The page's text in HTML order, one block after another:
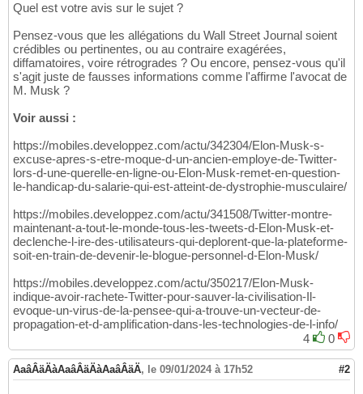
Quel est votre avis sur le sujet ?
Pensez-vous que les allégations du Wall Street Journal soient
crédibles ou pertinentes, ou au contraire exagérées,
diffamatoires, voire rétrogrades ? Ou encore, pensez-vous qu'il
s'agit juste de fausses informations comme l'affirme l'avocat de
M. Musk ?
Voir aussi :
https://mobiles.developpez.com/actu/342304/Elon-Musk-s-
excuse-apres-s-etre-moque-d-un-ancien-employe-de-Twitter-
lors-d-une-querelle-en-ligne-ou-Elon-Musk-remet-en-question-
le-handicap-du-salarie-qui-est-atteint-de-dystrophie-musculaire/
https://mobiles.developpez.com/actu/341508/Twitter-montre-
maintenant-a-tout-le-monde-tous-les-tweets-d-Elon-Musk-et-
declenche-l-ire-des-utilisateurs-qui-deplorent-que-la-plateforme-
soit-en-train-de-devenir-le-blogue-personnel-d-Elon-Musk/
https://mobiles.developpez.com/actu/350217/Elon-Musk-
indique-avoir-rachete-Twitter-pour-sauver-la-civilisation-Il-
evoque-un-virus-de-la-pensee-qui-a-trouve-un-vecteur-de-
propagation-et-d-amplification-dans-les-technologies-de-l-info/
4
0
AaâÂäÄàAaâÂäÄàAaâÂäÄ, le 09/01/2024 à 17h52 #2